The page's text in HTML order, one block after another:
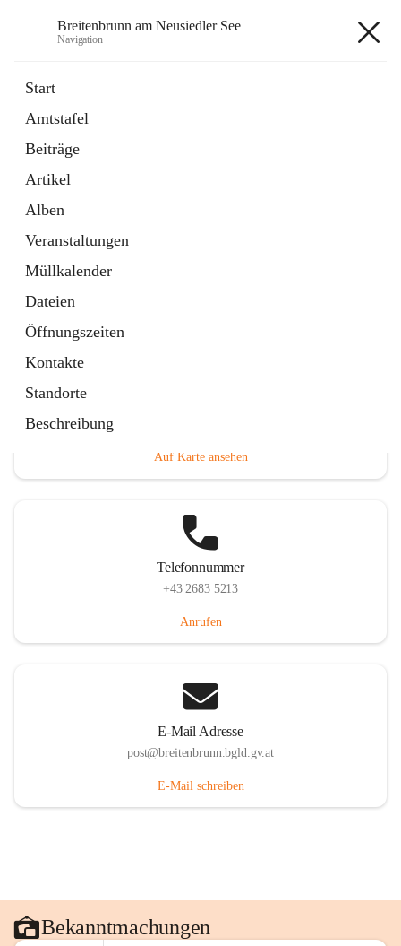
Breitenbrunn am Neusiedler See
Navigation
Start
Amtstafel
Beiträge
Artikel
Alben
Veranstaltungen
Müllkalender
Dateien
Öffnungszeiten
Kontakte
Standorte
Beschreibung
18 Schnellzugriffe
Gemeindeservice
Auf Karte ansehen
Telefonnummer
+43 2683 5213
Anrufen
E-Mail Adresse
post@breitenbrunn.bgld.gv.at
E-Mail schreiben
Bekanntmachungen